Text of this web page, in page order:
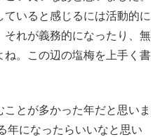
いると感じるには活動的に
れが義務的になったり、無
。この辺の塩梅を上手く書
とが多かった年だと思いま
年になったらいいなと思い